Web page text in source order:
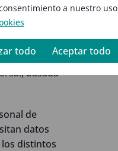
a nuestro uso
todo Aceptar todo
estar
de
que
UA
basada
de
datos
distintos